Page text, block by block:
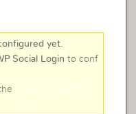
yet
Social Login to conf
online user guid